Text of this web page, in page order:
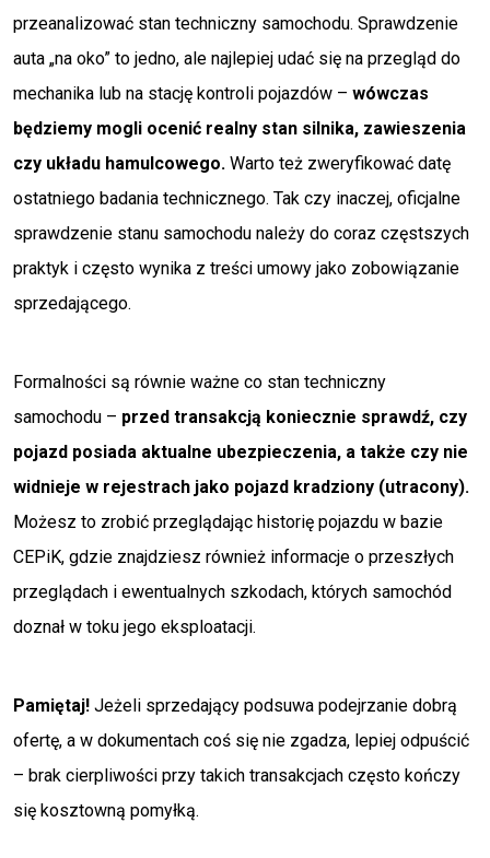
przeanalizować stan techniczny samochodu. Sprawdzenie
auta „na oko” to jedno, ale najlepiej udać się na przegląd do
mechanika lub na stację kontroli pojazdów – wówczas
będziemy mogli ocenić realny stan silnika, zawieszenia
czy układu hamulcowego. Warto też zweryfikować datę
ostatniego badania technicznego. Tak czy inaczej, oficjalne
sprawdzenie stanu samochodu należy do coraz częstszych
praktyk i często wynika z treści umowy jako zobowiązanie
sprzedającego.
Formalności są równie ważne co stan techniczny
samochodu – przed transakcją koniecznie sprawdź, czy
pojazd posiada aktualne ubezpieczenia, a także czy nie
widnieje w rejestrach jako pojazd kradziony (utracony).
Możesz to zrobić przeglądając historię pojazdu w bazie
CEPiK, gdzie znajdziesz również informacje o przeszłych
przeglądach i ewentualnych szkodach, których samochód
doznał w toku jego eksploatacji.
Pamiętaj! Jeżeli sprzedający podsuwa podejrzanie dobrą
ofertę, a w dokumentach coś się nie zgadza, lepiej odpuścić
– brak cierpliwości przy takich transakcjach często kończy
się kosztowną pomyłką.